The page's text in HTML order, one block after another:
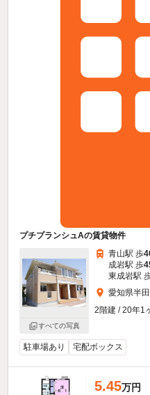
プチプランシュAの賃貸物件
すべての写真
青山駅 歩
成岩駅 歩
東成岩駅
愛知県半
2階建 / 20年1
駐車場あり 宅配ボックス
5.45万円